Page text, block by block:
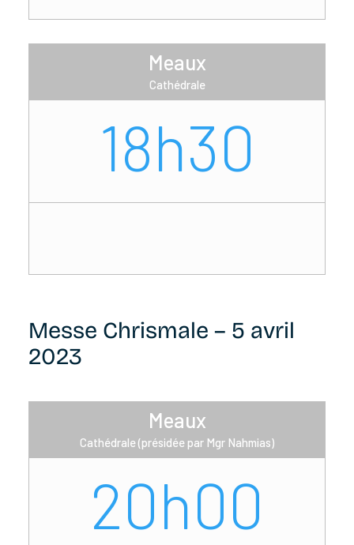
Meaux
Cathédrale
18h30
Messe Chrismale – 5 avril
2023
Meaux
Cathédrale (présidée par Mgr Nahmias)
20h00